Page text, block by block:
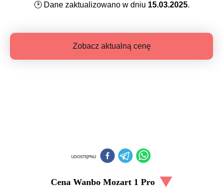
🕑Dane zaktualizowano w dniu 15.03.2025.
Zobacz aktualną cenę
UDOSTĘPNIJ
Cena Wanbo Mozart 1 Pro